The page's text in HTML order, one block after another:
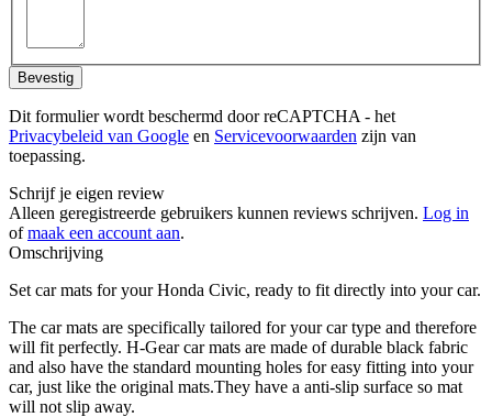
Bevestig
Dit formulier wordt beschermd door reCAPTCHA - het
Privacybeleid van Google en Servicevoorwaarden zijn van
toepassing.
Schrijf je eigen review
Alleen geregistreerde gebruikers kunnen reviews schrijven. Log in
ofmaak een account aan.
Omschrijving
Set car mats for your Honda Civic, ready to fit directly into your car.
The car mats are specifically tailored for your car type and therefore
will fit perfectly. H-Gear car mats are made of durable black fabric
and also have the standard mounting holes for easy fitting into your
car, just like the original mats.They have a anti-slip surface so mat
will not slip away.